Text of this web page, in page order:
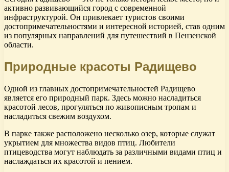
активно развивающийся город с современной
инфраструктурой. Он привлекает туристов своими
достопримечательностями и интересной историей, став одним
из популярных направлений для путешествий в Пензенской
области.
Природные красоты Радищево
Одной из главных достопримечательностей Радищево
является его природный парк. Здесь можно насладиться
красотой лесов, прогуляться по живописным тропам и
насладиться свежим воздухом.
В парке также расположено несколько озер, которые служат
укрытием для множества видов птиц. Любители
птицеводства могут наблюдать за различными видами птиц и
наслаждаться их красотой и пением.